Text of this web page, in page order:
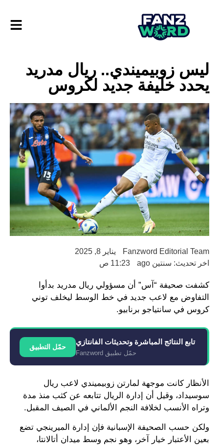
ليس زوبيميندي.. ريال مدريد
يحدد خليفة جديد لكروس
Fanzword Editorial Team
يناير 8, 2025
اخر تحديث: سنتين ago
11:23 ص
كشفت صحيفة “آس” أن مسؤولي ريال مدريد بدأوا
التفاوض مع لاعب جديد في خط الوسط ليخلف توني
كروس في سانتياجو برنابيو.
تابع النتائج المباشرة وتحديثات الفانتازي
حمّل تطبيق Fanzword
حمّل التطبيق
الأنظار كانت موجهة لمارتن زوبيميندي لاعب ريال
سوسيداد، وقيل أن إدارة الريال تتابعه عن كثب منذ مدة
وتراه الأنسب لخلافة النجم الألماني في الصيف المقبل.
ولكن حسب الصحيفة الإسبانية فإن إدارة الميرينجي تضع
بعين الأعتبار خيار آخر، وهو نجم وسط ميدان أتالانتا،